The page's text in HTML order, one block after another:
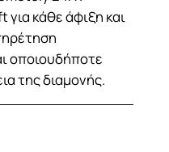
κάθε άφιξη και
οποιουδήποτε
της διαμονής.